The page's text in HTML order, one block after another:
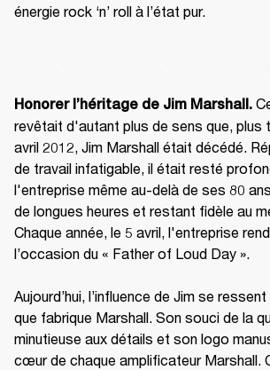
énergie rock ‘n’ roll à l’état pur.
Honorer l’héritage de Jim Marshall.
revêtait d'autant plus de sens que,
avril 2012, Jim Marshall était décédé.
de travail infatigable, il était resté
l'entreprise même au-delà de ses 80
de longues heures et restant fidèle au
Chaque année, le 5 avril, l'entreprise
l’occasion du « Father of Loud Day ».
Aujourd’hui, l’influence de Jim se
que fabrique Marshall. Son souci de la
minutieuse aux détails et son logo
cœur de chaque amplificateur Marshall.